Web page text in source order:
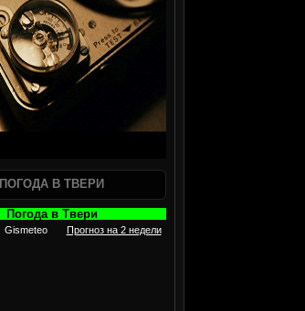
ПОГОДА В ТВЕРИ
Погода в Твери
Gismeteo Прогноз на 2 недели